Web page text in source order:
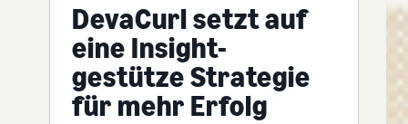
DevaCurl setzt auf
eine Insight-
gestütze Strategie
für mehr Erfolg